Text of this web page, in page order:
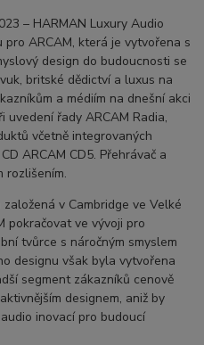
– HARMAN Luxury Audio
ARCAM, která je vytvořena s
design do budoucnosti se
britské dědictví a luxus na
a médiím na dnešní akci
řady ARCAM Radia,
včetně integrovaných
ARCAM CD5. Přehrávač a
rozlišením.
v Cambridge ve Velké
pokračovat ve vývoji pro
tvůrce s náročným smyslem
designu však byla vytvořena
segment zákazníků cenově
designem, aniž by
inovací pro budoucí